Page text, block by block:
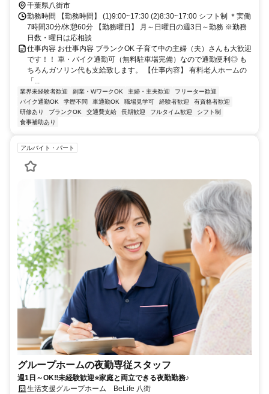
千葉県八街市
勤務時間 【勤務時間】 (1)9:00~17:30 (2)8:30~17:00 シフト制 ＊実働
7時間30分/休憩60分 【勤務曜日】 月～日曜日の週3日～勤務 ※勤務
日数・曜日は応相談
仕事内容 お仕事内容 ブランクOK 子育て中の主婦（夫）さんも大歓迎
です！！ 車・バイク通勤可（無料駐車場完備）なので通勤便利◎ も
ちろんガソリン代も支給致します。 【仕事内容】 有料老人ホームの
「...
業界未経験者歓迎 副業・WワークOK 主婦・主夫歓迎
フリーター歓迎
バイク通勤OK
学歴不問 車通勤OK 職場見学可 経験者歓迎
有資格者歓迎
研修あり
ブランクOK 交通費支給 長期歓迎 フルタイム歓迎
シフト制
食事補助あり
アルバイト・パート
グループホームの夜勤専従スタッフ
週1日～OK‼未経験歓迎⭐家庭と両立できる夜勤勤務♪
生活支援グループホーム BeLife 八街